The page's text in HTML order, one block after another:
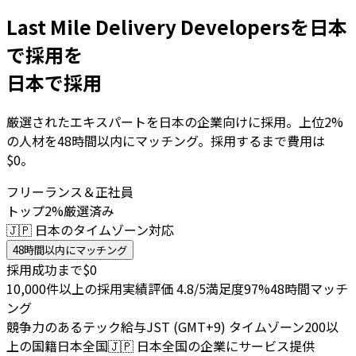
Last Mile Delivery Developersを日本
で採用を
日本で採用
厳選されたエキスパートを日本の企業向けに採用。上位2%
の人材を48時間以内にマッチング。採用するまで費用は
$0。
フリーランス＆正社員
トップ2%厳選済み
🇯🇵 日本のタイムゾーン対応
48時間以内にマッチング
採用成功まで$0
10,000件以上の採用実績評価 4.8/5満足度97%48時間マッチ
ング
競争力のあるテック給与JST (GMT+9) タイムゾーン200以
上の国籍日本全国🇯🇵 日本全国の企業にサービス提供